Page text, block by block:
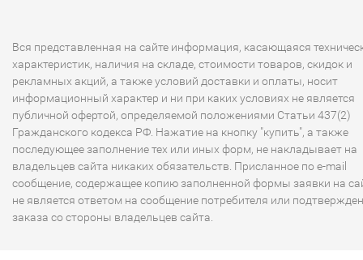
Вся представленная на сайте информация, касающаяся
характеристик, наличия на складе, стоимости товаров, скидок и
рекламных акций, а также условий доставки и оплаты, носит
информационный характер и ни при каких условиях не является
публичной офертой, определяемой положениями Статьи 437(2)
Гражданского кодекса РФ. Нажатие на кнопку "купить", а также
последующее заполнение тех или иных форм, не накладывает на
владельцев сайта никаких обязательств. Присланное по e-mail
сообщение, содержащее копию заполненной формы заявки на
не является ответом на сообщение потребителя или
заказа со стороны владельцев сайта.